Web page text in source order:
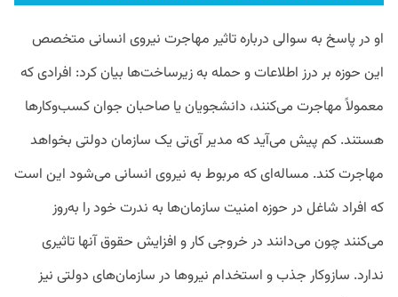
او در پاسخ به سوالی درباره تاثیر مهاجرت نیروی انسانی متخصص
این حوزه بر درز اطلاعات و حمله به زیرساخت‌ها بیان کرد: افرادی که
معمولاً مهاجرت می‌کنند، دانشجویان یا صاحبان جوان کسب‌وکارها
هستند. کم پیش می‌آید که مدیر آی‌تی یک سازمان دولتی بخواهد
مهاجرت کند. مساله‌ای که مربوط به نیروی انسانی می‌شود این است
که افراد شاغل در حوزه امنیت سازمان‌ها به ندرت خود را به‌‌روز
می‌کنند چون می‌دانند در خروجی کار و افزایش حقوق آنها تاثیری
ندارد. سازوکار جذب و استخدام نیروها در سازمان‌های دولتی نیز